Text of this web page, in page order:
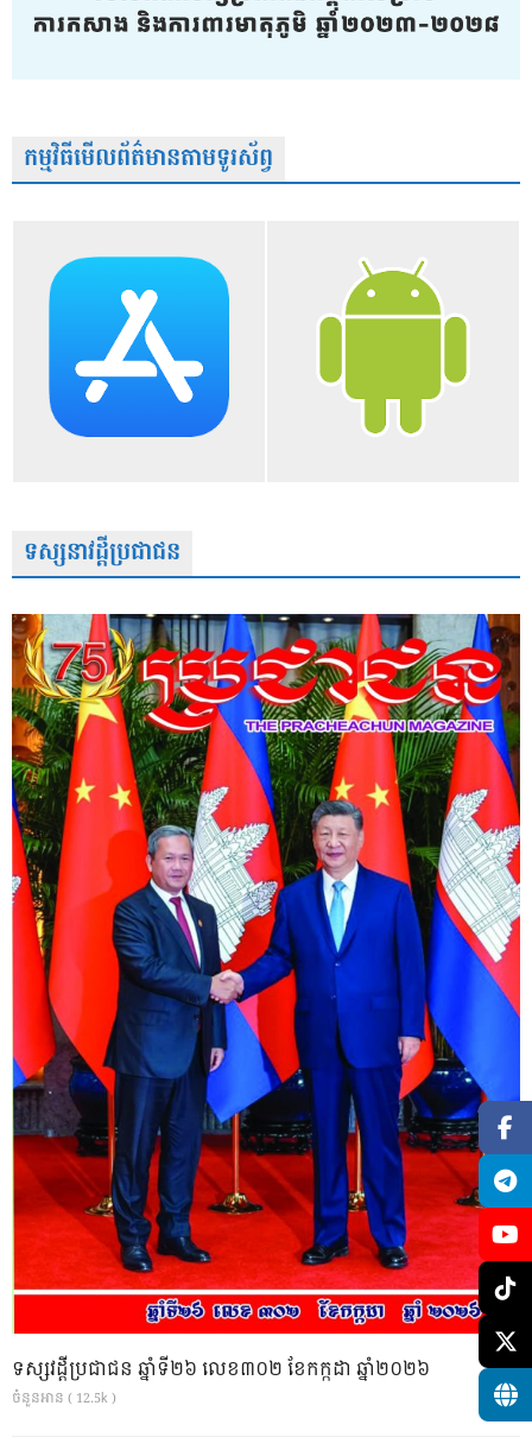
កម្មវិធីមើលព័ត៌មានតាមទូរស័ព្វ
ទស្សនាវដ្តីប្រជាជន
ទស្សវដ្តីប្រជាជន ឆ្នាំទី២៦ លេខ៣០២ ខែកក្កដា ឆ្នាំ២០២៦
ចំនួនអាន ( 12.5k )